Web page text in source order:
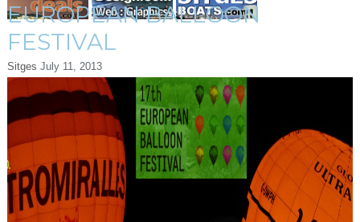
EUROPEAN BALLOON
FESTIVAL
Sitges July 11, 2013